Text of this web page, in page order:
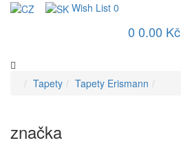
Wish List 0
0 0.00 Kč
Tapety Tapety Erismann
značka